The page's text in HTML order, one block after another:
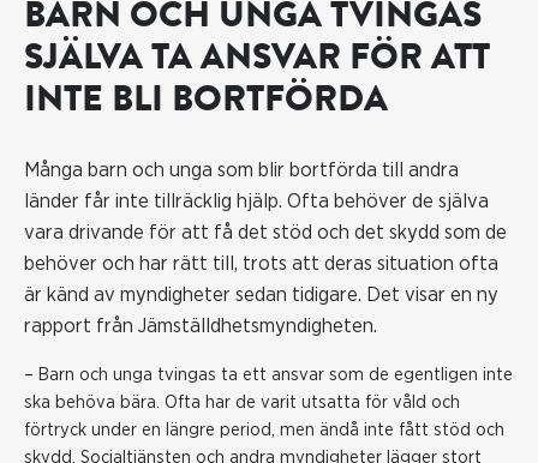
BARN OCH UNGA TVINGAS
SJÄLVA TA ANSVAR FÖR ATT
INTE BLI BORTFÖRDA
Många barn och unga som blir bortförda till andra
länder får inte tillräcklig hjälp. Ofta behöver de själva
vara drivande för att få det stöd och det skydd som de
behöver och har rätt till, trots att deras situation ofta
är känd av myndigheter sedan tidigare. Det visar en ny
rapport från Jämställdhetsmyndigheten.
– Barn och unga tvingas ta ett ansvar som de egentligen inte
ska behöva bära. Ofta har de varit utsatta för våld och
förtryck under en längre period, men ändå inte fått stöd och
skydd. Socialtjänsten och andra myndigheter lägger stort